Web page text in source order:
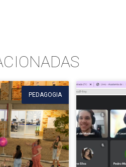
PEDAGOGIA